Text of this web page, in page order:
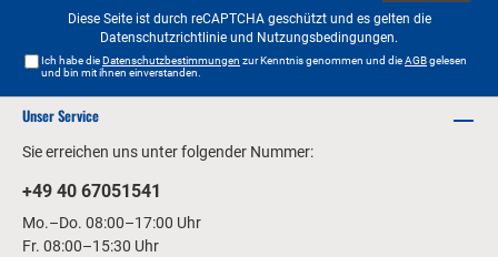
Diese Seite ist durch reCAPTCHA geschützt und es gelten die
Datenschutzrichtlinie und Nutzungsbedingungen.
Ich habe dieDatenschutzbestimmungen zur Kenntnis genommen und dieAGBgelesen
und bin mit ihnen einverstanden.
Unser Service
Sie erreichen uns unter folgender Nummer:
+49 40 67051541
Mo.–Do. 08:00–17:00 Uhr
Fr. 08:00–15:30 Uhr